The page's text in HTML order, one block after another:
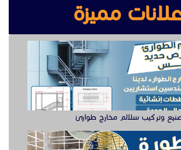
مميزة
وتركيب سلالم مخارج طوارئ